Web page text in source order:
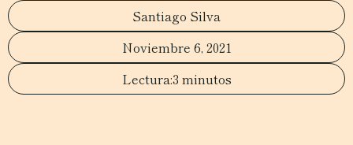
Santiago Silva
Noviembre 6, 2021
3 minutos